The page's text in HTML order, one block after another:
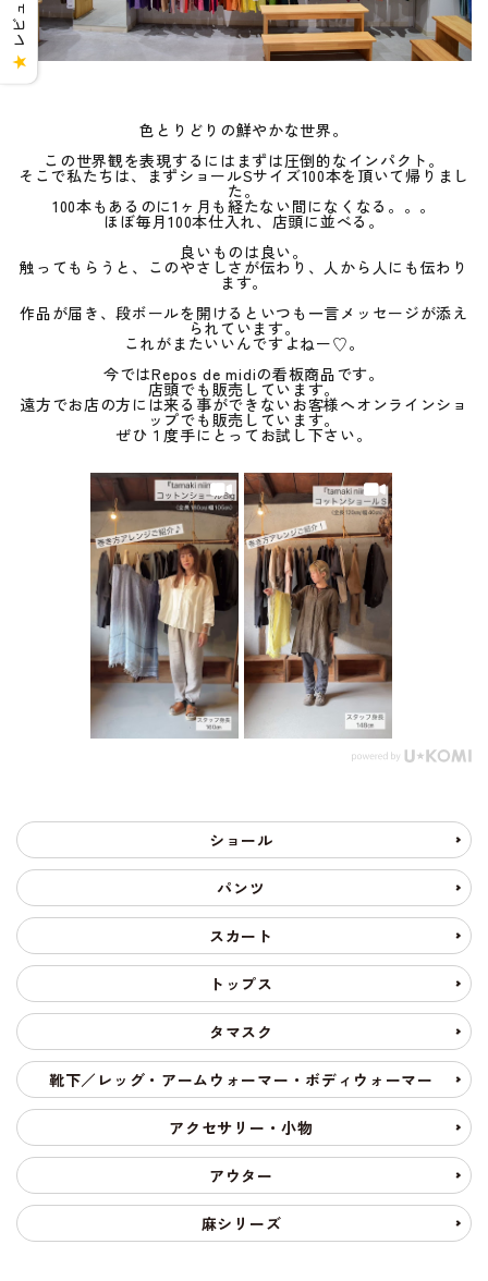
色とりどりの鮮やかな世界。
この世界観を表現するにはまずは圧倒的なインパクト。
そこで私たちは、まずショールSサイズ100本を頂いて帰りまし
た。
100本もあるのに1ヶ月も経たない間になくなる。。。
ほぼ毎月100本仕入れ、店頭に並べる。
良いものは良い。
触ってもらうと、このやさしさが伝わり、人から人にも伝わり
ます。
作品が届き、段ボールを開けるといつも一言メッセージが添え
られています。
これがまたいいんですよねー♡。
今ではRepos de midiの看板商品です。
店頭でも販売しています。
遠方でお店の方には来る事ができないお客様へオンラインショ
ップでも販売しています。
ぜひ１度手にとってお試し下さい。
ショール
パンツ
スカート
トップス
タマスク
靴下／レッグ・アームウォーマー・ボディウォーマー
アクセサリー・小物
アウター
麻シリーズ
★